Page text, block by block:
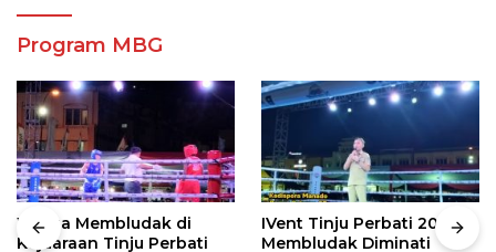
Program MBG
Warga Membludak di
Kejuaraan Tinju Perbati
IVent Tinju Perbati 2026
Membludak Diminati